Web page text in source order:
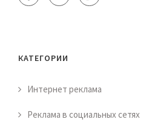
КАТЕГОРИИ
Интернет реклама
Реклама в социальных сетях